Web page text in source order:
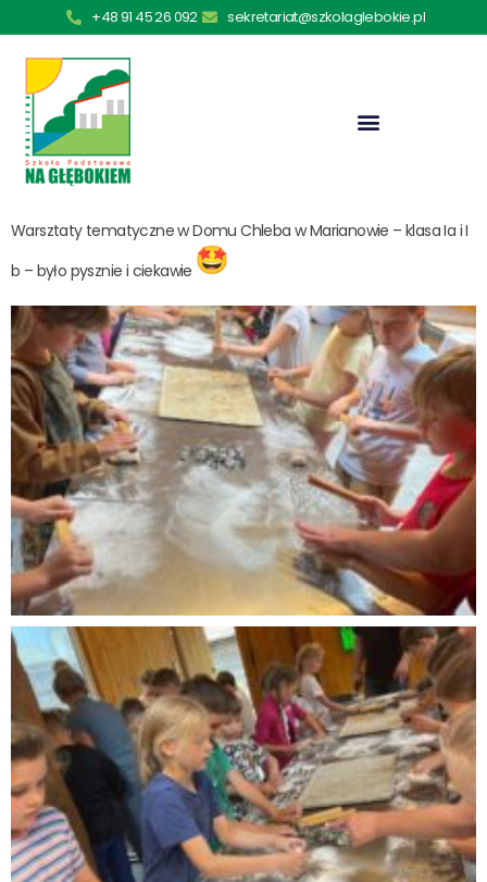
+48 91 45 26 092 sekretariat@szkolaglebokie.pl
Warsztaty tematyczne w Domu Chleba w Marianowie – klasa Ia i I
b – było pysznie i ciekawie